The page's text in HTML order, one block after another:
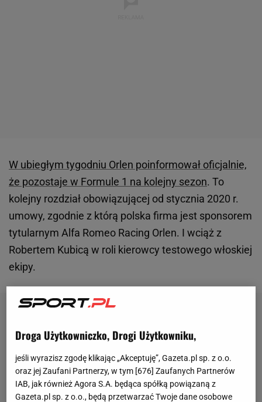
W ubiegłym tygodniu Orlen poinformował oficjalnie,
że pozostaje w Formule 1 na kolejny sezon. To
kolejny rozdział obowiązującej od stycznia 2020 r.
umowy, zgodnie z którą polska firma jest sponsorem
tytularnym Alfa Romeo Racing Orlen. I wciąż z
Robertem Kubicą w roli kierowcy testowego włoskiej
ekipy.
Droga Użytkowniczko, Drogi Użytkowniku,
jeśli wyrazisz zgodę klikając „Akceptuję”, Gazeta.pl sp. z o.o.
oraz jej Zaufani Partnerzy, w tym [676] Zaufanych Partnerów
IAB, jak również Agora S.A. będąca spółką powiązaną z
Gazeta.pl sp. z o.o., będą przetwarzać Twoje dane osobowe